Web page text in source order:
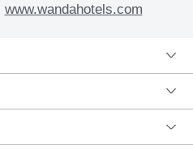
www.wandahotels.com